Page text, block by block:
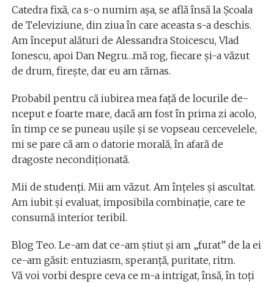
Catedra fixă, ca s-o numim așa, se află însă la Școala
de Televiziune, din ziua în care aceasta s-a deschis.
Am început alături de Alessandra Stoicescu, Vlad
Ionescu, apoi Dan Negru…mă rog, fiecare și-a văzut
de drum, firește, dar eu am rămas.
Probabil pentru că iubirea mea față de locurile de-
nceput e foarte mare, dacă am fost în prima zi acolo,
în timp ce se puneau ușile și se vopseau cercevelele,
mi se pare că am o datorie morală, în afară de
dragoste necondiționată.
Mii de studenți. Mii am văzut. Am înțeles și ascultat.
Am iubit și evaluat, imposibila combinație, care te
consumă interior teribil.
Blog Teo. Le-am dat ce-am știut și am „furat” de la ei
ce-am găsit: entuziasm, speranță, puritate, ritm.
Vă voi vorbi despre ceva ce m-a intrigat, însă, în toți